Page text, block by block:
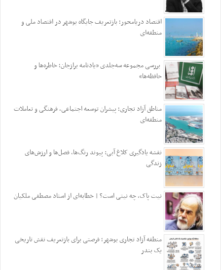
اقتصاد دریامحور؛ بازتعریف جایگاه بوشهر در اقتصاد ملی و
منطقه‌ای
بررسی مجموعه سه‌جلدی «یادنامه برازجان؛ خاطره‌ها و
حافظه‌ها»
مناطق آزاد تجاری؛ پیشران توسعه اجتماعی، فرهنگی و تعاملات
منطقه‌ای
نقشه یادگیری کلاغ آبی: پیوند رنگ‌ها، فصل‌ها و ارزش‌های
زندگی
نیت پاک، چه نیتی است؟ | خطابه‌ای از استاد مصطفی ملکیان
منطقه آزاد تجاری بوشهر؛ فرصتی برای بازتعریف نقش تاریخی
یک بندر